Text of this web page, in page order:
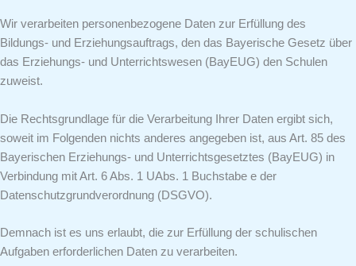
Wir verarbeiten personenbezogene Daten zur Erfüllung des
Bildungs- und Erziehungsauftrags, den das Bayerische Gesetz über
das Erziehungs- und Unterrichtswesen (BayEUG) den Schulen
zuweist.
Die Rechtsgrundlage für die Verarbeitung Ihrer Daten ergibt sich,
soweit im Folgenden nichts anderes angegeben ist, aus Art. 85 des
Bayerischen Erziehungs- und Unterrichtsgesetztes (BayEUG) in
Verbindung mit Art. 6 Abs. 1 UAbs. 1 Buchstabe e der
Datenschutzgrundverordnung (DSGVO).
Demnach ist es uns erlaubt, die zur Erfüllung der schulischen
Aufgaben erforderlichen Daten zu verarbeiten.